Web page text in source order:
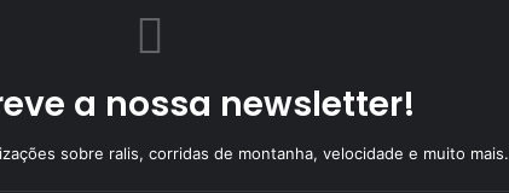
a nossa newsletter!
sobre ralis, corridas de montanha, velocidade e muito mais.